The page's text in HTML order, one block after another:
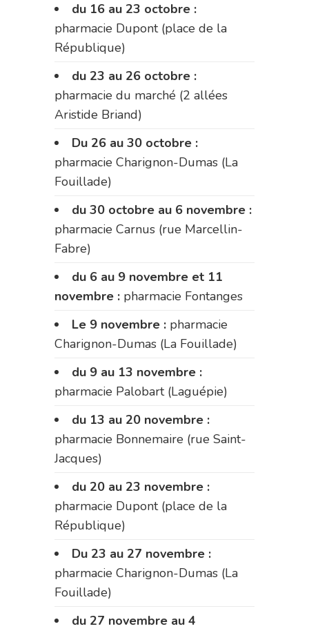
du 16 au 23 octobre :
pharmacie Dupont (place de la
République)
du 23 au 26 octobre :
pharmacie du marché (2 allées
Aristide Briand)
Du 26 au 30 octobre :
pharmacie Charignon-Dumas (La
Fouillade)
du 30 octobre au 6 novembre :
pharmacie Carnus (rue Marcellin-
Fabre)
du 6 au 9 novembre et 11
novembre : pharmacie Fontanges
Le 9 novembre : pharmacie
Charignon-Dumas (La Fouillade)
du 9 au 13 novembre :
pharmacie Palobart (Laguépie)
du 13 au 20 novembre :
pharmacie Bonnemaire (rue Saint-
Jacques)
du 20 au 23 novembre :
pharmacie Dupont (place de la
République)
Du 23 au 27 novembre :
pharmacie Charignon-Dumas (La
Fouillade)
du 27 novembre au 4